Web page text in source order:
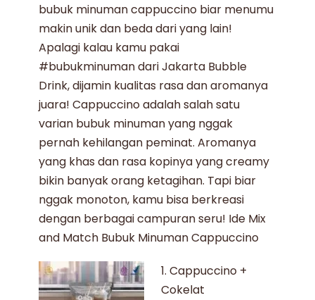
bubuk minumancappuccino biar menumu
makin unik dan beda dari yang lain!
Apalagi kalau kamu pakai
#bubukminumandariJakarta Bubble
Drink, dijamin kualitas rasa dan aromanya
juara! Cappuccinoadalah salah satu
varian bubuk minumanyang nggak
pernah kehilangan peminat. Aromanya
yang khas dan rasa kopinya yangcreamy
bikin banyak orang ketagihan. Tapi biar
nggak monoton, kamu bisa berkreasi
dengan berbagai campuran seru! Ide Mix
and Match Bubuk MinumanCappuccino
1. Cappuccino +
Cokelat